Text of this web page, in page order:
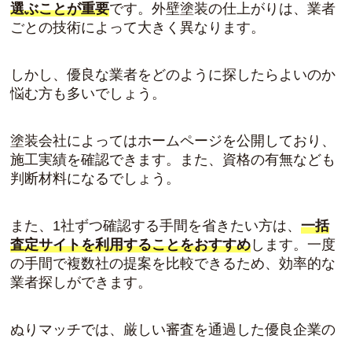
選ぶことが重要です。外壁塗装の仕上がりは、業者
ごとの技術によって大きく異なります。
しかし、優良な業者をどのように探したらよいのか
悩む方も多いでしょう。
塗装会社によってはホームページを公開しており、
施工実績を確認できます。また、資格の有無なども
判断材料になるでしょう。
また、1社ずつ確認する手間を省きたい方は、一括
査定サイトを利用することをおすすめ します。一度
の手間で複数社の提案を比較できるため、効率的な
業者探しができます。
ぬりマッチでは、厳しい審査を通過した優良企業の